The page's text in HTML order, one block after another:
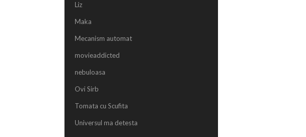
Liz
Maka
Mecanism automat
movieaddicted
nebuloasa
Ovi Sirb
Tomata cu Scufita
Universul ma detesta